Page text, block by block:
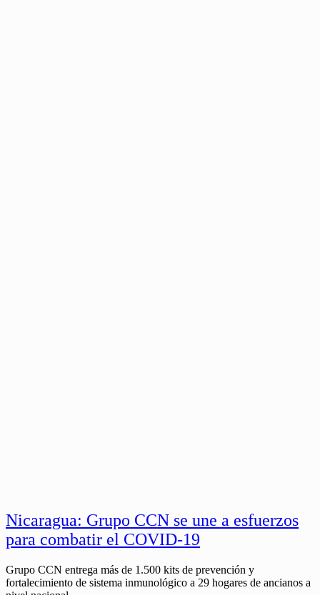
Nicaragua: Grupo CCN se une a esfuerzos
para combatir el COVID-19
Grupo CCN entrega más de 1.500 kits de prevención y
fortalecimiento de sistema inmunológico a 29 hogares de ancianos a